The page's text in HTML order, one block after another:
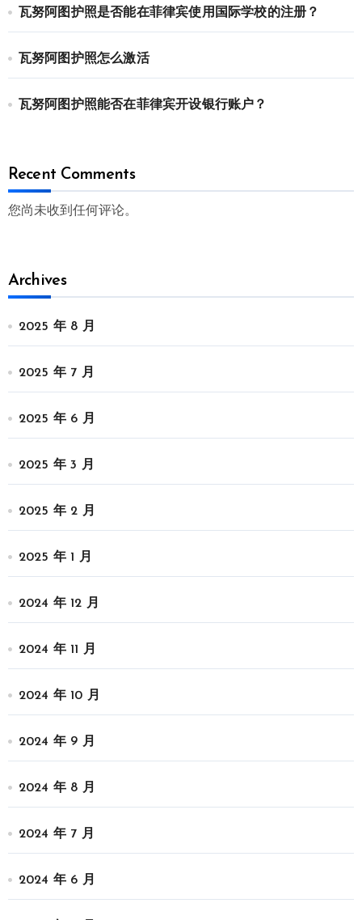
瓦努阿图护照是否能在菲律宾使用国际学校的注册？
瓦努阿图护照怎么激活
瓦努阿图护照能否在菲律宾开设银行账户？
Recent Comments
您尚未收到任何评论。
Archives
2025 年 8 月
2025 年 7 月
2025 年 6 月
2025 年 3 月
2025 年 2 月
2025 年 1 月
2024 年 12 月
2024 年 11 月
2024 年 10 月
2024 年 9 月
2024 年 8 月
2024 年 7 月
2024 年 6 月